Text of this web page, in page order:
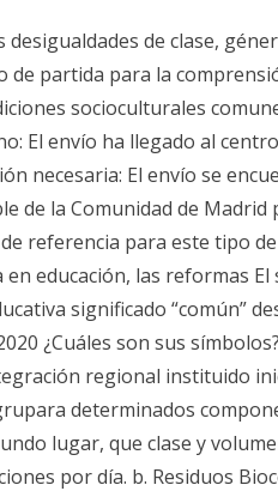
desigualdades de clase,
de partida para la
socioculturales
El envío ha llegado al
necesaria: El envío se
de la Comunidad de Madrid
referencia para este tipo
en educación, las reformas
significado “común”
¿Cuáles son sus
regional instituido
determinados
lugar, que clase y
por día. b. Residuos